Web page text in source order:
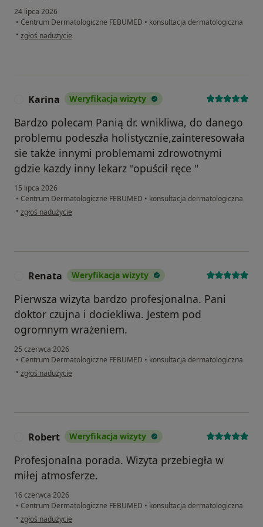
24 lipca 2026
• Centrum Dermatologiczne FEBUMED • konsultacja dermatologiczna
• w opinii użytkownika JS
zgłoś nadużycie
Karina Weryfikacja wizyty
Bardzo polecam Panią dr. wnikliwa, do danego
problemu podeszła holistycznie,zainteresowała
sie także innymi problemami zdrowotnymi
gdzie kazdy inny lekarz "opuścił ręce "
15 lipca 2026
• Centrum Dermatologiczne FEBUMED • konsultacja dermatologiczna
• w opinii użytkownika Karina
zgłoś nadużycie
Renata Weryfikacja wizyty
Pierwsza wizyta bardzo profesjonalna. Pani
doktor czujna i dociekliwa. Jestem pod
ogromnym wrażeniem.
25 czerwca 2026
• Centrum Dermatologiczne FEBUMED • konsultacja dermatologiczna
• w opinii użytkownika Renata
zgłoś nadużycie
Robert Weryfikacja wizyty
Profesjonalna porada. Wizyta przebiegła w
miłej atmosferze.
16 czerwca 2026
• Centrum Dermatologiczne FEBUMED • konsultacja dermatologiczna
• w opinii użytkownika Robert
zgłoś nadużycie